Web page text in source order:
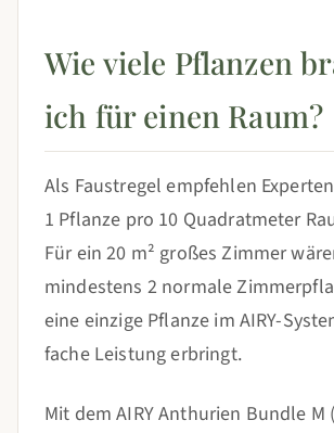
Wie viele Pflanzen
ich für einen Raum?
Als Faustregel empfehlen
1 Pflanze pro 10 Quadratmeter
Für ein 20 m² großes Zimmer
mindestens 2 normale
eine einzige Pflanze im AIRY-
fache Leistung erbringt.
Mit dem AIRY Anthurien Bundle M